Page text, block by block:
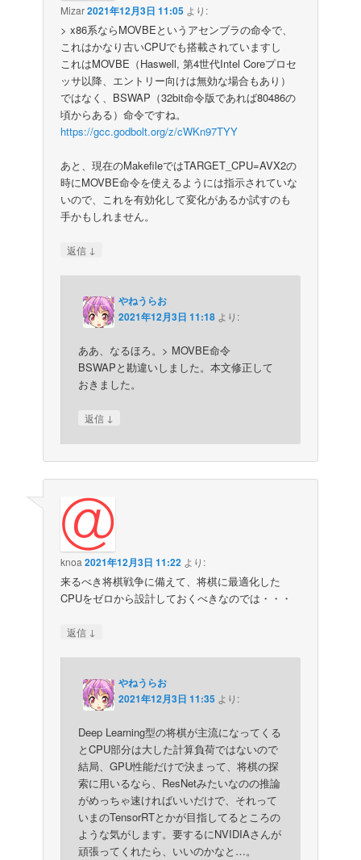
Mizar2021年12月3日 11:05 より:
> x86系ならMOVBEというアセンブラの命令で、
これはかなり古いCPUでも搭載されていますし
これはMOVBE（Haswell, 第4世代Intel Coreプロセ
ッサ以降、エントリー向けは無効な場合もあり）
ではなく、BSWAP（32bit命令版であれば80486の
頃からある）命令ですね。
https://gcc.godbolt.org/z/cWKn97TYY
あと、現在のMakefileではTARGET_CPU=AVX2の
時にMOVBE命令を使えるようには指示されていな
いので、これを有効化して変化があるか試すのも
手かもしれません。
返信 ↓
やねうらお
2021年12月3日 11:18 より:
ああ、なるほろ。> MOVBE命令
BSWAPと勘違いしました。本文修正して
おきました。
返信 ↓
knoa 2021年12月3日 11:22 より:
来るべき将棋戦争に備えて、将棋に最適化した
CPUをゼロから設計しておくべきなのでは・・・
返信 ↓
やねうらお
2021年12月3日 11:35 より:
Deep Learning型の将棋が主流になってくる
とCPU部分は大した計算負荷ではないので
結局、GPU性能だけで決まって、将棋の探
索に用いるなら、ResNetみたいなのの推論
がめっちゃ速ければいいだけで、それって
いまのTensorRTとかが目指してるところの
ような気がします。要するにNVIDIAさんが
頑張ってくれたら、いいのかなと…。